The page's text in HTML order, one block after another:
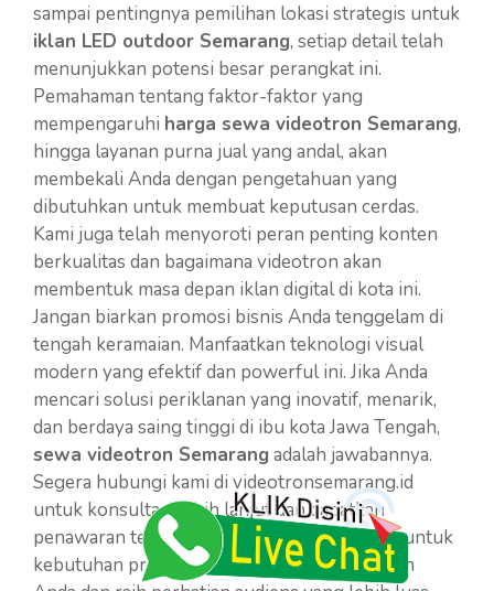
sampai pentingnya pemilihan lokasi strategis untuk
iklan LED outdoor Semarang, setiap detail telah
menunjukkan potensi besar perangkat ini.
Pemahaman tentang faktor-faktor yang
mempengaruhi harga sewa videotron Semarang,
hingga layanan purna jual yang andal, akan
membekali Anda dengan pengetahuan yang
dibutuhkan untuk membuat keputusan cerdas.
Kami juga telah menyoroti peran penting konten
berkualitas dan bagaimana videotron akan
membentuk masa depan iklan digital di kota ini.
Jangan biarkan promosi bisnis Anda tenggelam di
tengah keramaian. Manfaatkan teknologi visual
modern yang efektif dan powerful ini. Jika Anda
mencari solusi periklanan yang inovatif, menarik,
dan berdaya saing tinggi di ibu kota Jawa Tengah,
sewa videotron Semarang adalah jawabannya.
Segera hubungi kami di videotronsemarang.id
untuk konsultasi lebih lanjut dan dapatkan
penawaran terbaik yang disesuaikan khusus untuk
kebutuhan promosi Anda. Wujudkan visi iklan